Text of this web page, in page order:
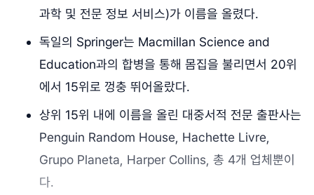
과학 및 전문 정보 서비스)가 이름을 올렸다.
독일의 Springer는 Macmillan Science and
Education과의 합병을 통해 몸집을 불리면서 20위
에서 15위로 껑충 뛰어올랐다.
상위 15위 내에 이름을 올린 대중서적 전문 출판사는
Penguin Random House, Hachette Livre,
Grupo Planeta, Harper Collins, 총 4개 업체뿐이
다.